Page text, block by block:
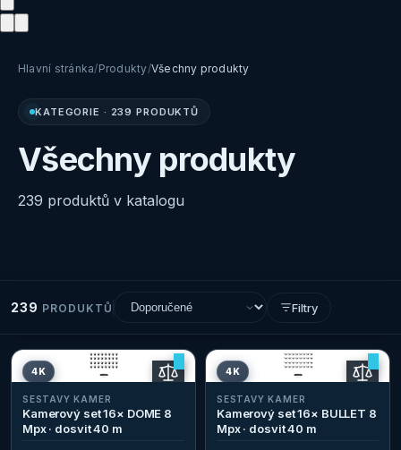
Hlavní stránka/Produkty/Všechny produkty
KATEGORIE · 239 PRODUKTŮ
Všechny produkty
239 produktů v katalogu
239 PRODUKTŮ Filtry
4K
SESTAVY KAMER
Kamerový set 16× DOME 8
Mpx · dosvit 40 m
4K
SESTAVY KAMER
Kamerový set 16× BULLET 8
Mpx · dosvit 40 m